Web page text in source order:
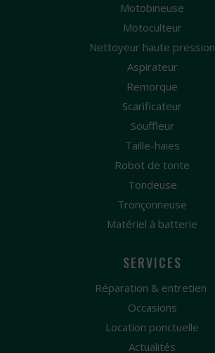
Motobineuse
Motoculteur
Nettoyeur haute pression
Aspirateur
Remorque
Scarificateur
Souffleur
Taille-haies
Robot de tonte
Tondeuse
Tronçonneuse
Matériel à batterie
SERVICES
Réparation & entretien
Occasions
Location ponctuelle
Actualités